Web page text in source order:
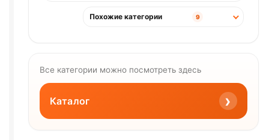
Похожие категории 9
Все категории можно посмотреть здесь
Каталог ›